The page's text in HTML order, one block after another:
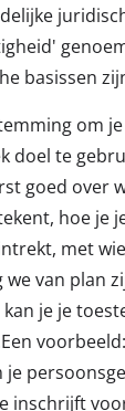
basissen
om
doel te
goed over
hoe je
met
van plan
je je
inschrijft